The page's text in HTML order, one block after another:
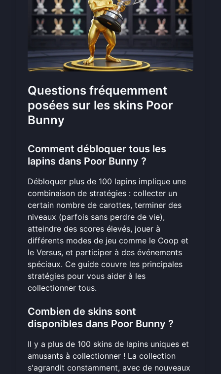
Questions fréquemment
posées sur les skins Poor
Bunny
Comment débloquer tous les
lapins dans Poor Bunny ?
Débloquer plus de 100 lapins implique une
combinaison de stratégies : collecter un
certain nombre de carottes, terminer des
niveaux (parfois sans perdre de vie),
atteindre des scores élevés, jouer à
différents modes de jeu comme le Coop et
le Versus, et participer à des événements
spéciaux. Ce guide couvre les principales
stratégies pour vous aider à les
collectionner tous.
Combien de skins sont
disponibles dans Poor Bunny ?
Il y a plus de 100 skins de lapins uniques et
amusants à collectionner ! La collection
s'agrandit constamment, avec de nouveaux